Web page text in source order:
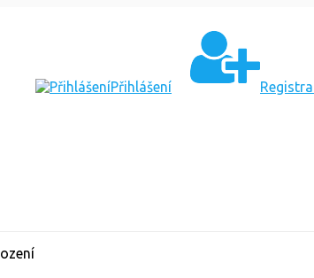
Přihlášení